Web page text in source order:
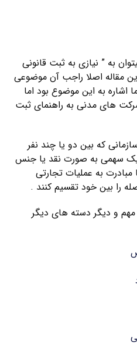
به ” نیازی به ثبت قانونی
مقاله اصلا راجب آن موضوعی
به این موضوع بود اما
های مدنی به راهنمای ثبت
که بین دو یا چند نفر
سهمی به صورت نقد یا جنس
مبادرت به عملیات تجارتی
را بین خود تقسیم کنند .
به ۷ دسته مهم و دیگر دسته های دیگر